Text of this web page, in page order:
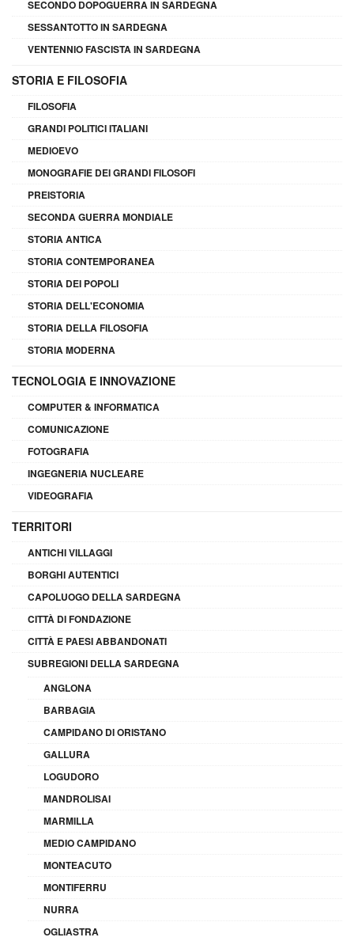
SECONDO DOPOGUERRA IN SARDEGNA
SESSANTOTTO IN SARDEGNA
VENTENNIO FASCISTA IN SARDEGNA
STORIA E FILOSOFIA
FILOSOFIA
GRANDI POLITICI ITALIANI
MEDIOEVO
MONOGRAFIE DEI GRANDI FILOSOFI
PREISTORIA
SECONDA GUERRA MONDIALE
STORIA ANTICA
STORIA CONTEMPORANEA
STORIA DEI POPOLI
STORIA DELL'ECONOMIA
STORIA DELLA FILOSOFIA
STORIA MODERNA
TECNOLOGIA E INNOVAZIONE
COMPUTER & INFORMATICA
COMUNICAZIONE
FOTOGRAFIA
INGEGNERIA NUCLEARE
VIDEOGRAFIA
TERRITORI
ANTICHI VILLAGGI
BORGHI AUTENTICI
CAPOLUOGO DELLA SARDEGNA
CITTÀ DI FONDAZIONE
CITTÀ E PAESI ABBANDONATI
SUBREGIONI DELLA SARDEGNA
ANGLONA
BARBAGIA
CAMPIDANO DI ORISTANO
GALLURA
LOGUDORO
MANDROLISAI
MARMILLA
MEDIO CAMPIDANO
MONTEACUTO
MONTIFERRU
NURRA
OGLIASTRA